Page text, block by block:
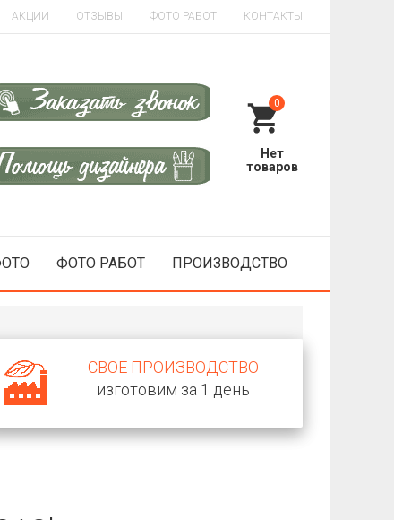
АКЦИИ ОТЗЫВЫ ФОТО РАБОТ КОНТАКТЫ
0
ФОТО РАБОТ ПРОИЗВОДСТВО
СВОЕ ПРОИЗВОДСТВО
изготовим за 1 день